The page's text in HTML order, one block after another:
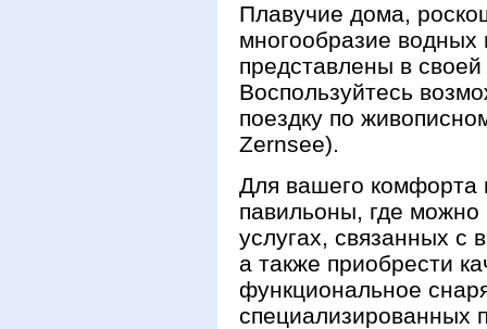
Плавучие дома,
многообразие водных
представлены в
Воспользуйтесь
поездку по
Zernsee).
Для вашего комфорта
павильоны, где
услугах, связанных с
а также приобрести
функциональное
специализированных